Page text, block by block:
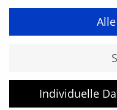
Individuelle